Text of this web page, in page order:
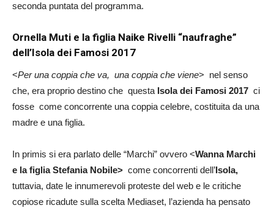
seconda puntata del programma.
Ornella Muti e la figlia Naike Rivelli “naufraghe”
dell’Isola dei Famosi 2017
<Per una coppia che va, una coppia che viene> nel senso
che, era proprio destino che questa Isola dei Famosi 2017 ci
fosse come concorrente una coppia celebre, costituita da una
madre e una figlia.
In primis si era parlato delle “Marchi” ovvero <Wanna Marchi
e la figlia Stefania Nobile> come concorrenti dell’Isola,
tuttavia, date le innumerevoli proteste del web e le critiche
copiose ricadute sulla scelta Mediaset, l’azienda ha pensato